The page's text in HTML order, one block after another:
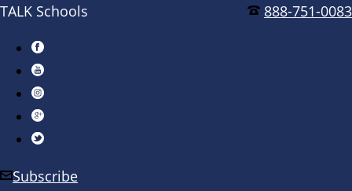
888-751-0083
TALK Schools
Subscribe